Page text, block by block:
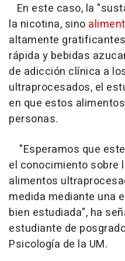
En este caso, la
la nicotina, sino
altamente
rápida y bebidas
de adicción clínica a
ultraprocesados, el
en que estos
personas.
"Esperamos que
el conocimiento sobre
alimentos
medida mediante una
bien estudiada", ha
estudiante de
Psicología de la UM.